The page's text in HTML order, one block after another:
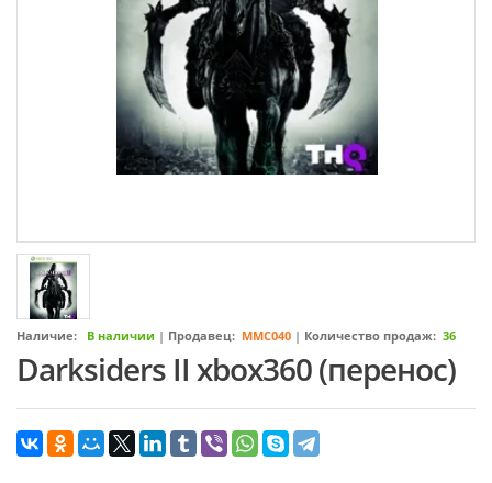
Наличие: В наличии | Продавец: MMC040 | Количество продаж: 36
Darksiders II xbox360 (перенос)